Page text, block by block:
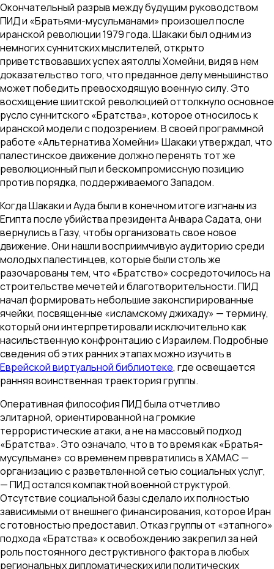
Окончательный разрыв между будущим руководством
ПИД и «Братьями-мусульманами» произошел после
иранской революции 1979 года. Шакаки был одним из
немногих суннитских мыслителей, открыто
приветствовавших успех аятоллы Хомейни, видя в нем
доказательство того, что преданное делу меньшинство
может победить превосходящую военную силу. Это
восхищение шиитской революцией оттолкнуло основное
русло суннитского «Братства», которое относилось к
иранской модели с подозрением. В своей программной
работе «Альтернатива Хомейни» Шакаки утверждал, что
палестинское движение должно перенять тот же
революционный пыл и бескомпромиссную позицию
против порядка, поддерживаемого Западом.
Когда Шакаки и Ауда были в конечном итоге изгнаны из
Египта после убийства президента Анвара Садата, они
вернулись в Газу, чтобы организовать свое новое
движение. Они нашли восприимчивую аудиторию среди
молодых палестинцев, которые были столь же
разочарованы тем, что «Братство» сосредоточилось на
строительстве мечетей и благотворительности. ПИД
начал формировать небольшие законспирированные
ячейки, посвященные «исламскому джихаду» — термину,
который они интерпретировали исключительно как
насильственную конфронтацию с Израилем. Подробные
сведения об этих ранних этапах можно изучить в
Еврейской виртуальной библиотеке, где освещается
ранняя воинственная траектория группы.
Оперативная философия ПИД была отчетливо
элитарной, ориентированной на громкие
террористические атаки, а не на массовый подход
«Братства». Это означало, что в то время как «Братья-
мусульмане» со временем превратились в ХАМАС —
организацию с разветвленной сетью социальных услуг,
— ПИД остался компактной военной структурой.
Отсутствие социальной базы сделало их полностью
зависимыми от внешнего финансирования, которое Иран
с готовностью предоставил. Отказ группы от «этапного»
подхода «Братства» к освобождению закрепил за ней
роль постоянного деструктивного фактора в любых
региональных дипломатических или политических